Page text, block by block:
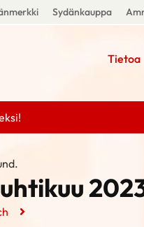
Sydänkauppa
Tietoa